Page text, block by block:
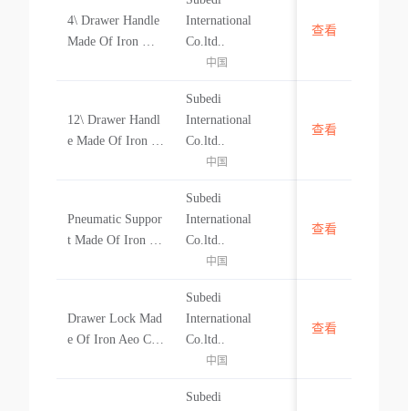
4\ Drawer Handle
Made Of Iron & S
International
Co.ltd..
中国
中国
查看
12\ Drawer Handl
e Made Of Iron &
Subedi
International
Co.ltd..
中国
中国
查看
Pneumatic Suppor
t Made Of Iron Pn
Subedi
International
Co.ltd..
中国
中国
查看
Drawer Lock Mad
e Of Iron Aeo Clie
Subedi
International
Co.ltd..
中国
中国
查看
Subedi